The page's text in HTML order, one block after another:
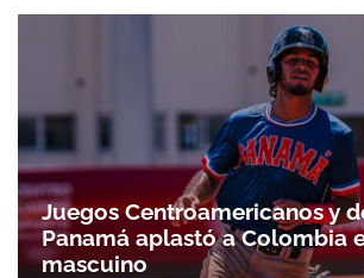
Gracias por suscribirte a
Juegos Centroamericanos y
Panamá aplastó a Colombia
mascuino